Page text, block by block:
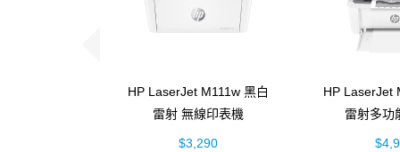
HP LaserJet M111w 黑白
雷射 無線印表機
(7MD68A)
$3,290
HP LaserJet
雷射多功